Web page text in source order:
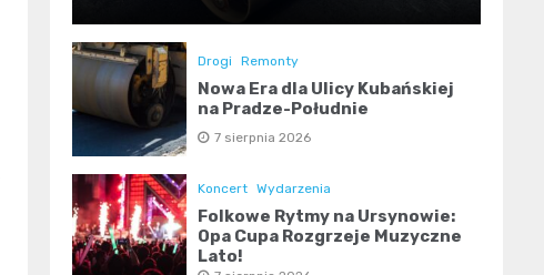
Drogi Remonty
Nowa Era dla Ulicy Kubańskiej
na Pradze-Południe
7 sierpnia 2026
Koncert Wydarzenia
Folkowe Rytmy na Ursynowie:
Opa Cupa Rozgrzeje Muzyczne
Lato!